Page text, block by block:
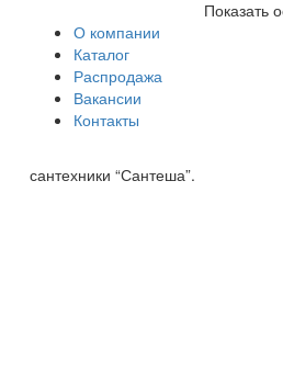
Показать
О компании
Каталог
Распродажа
Вакансии
Контакты
сантехники “Сантеша”.